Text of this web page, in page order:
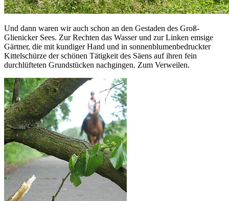
Und dann waren wir auch schon an den Gestaden des Groß-
Glienicker Sees. Zur Rechten das Wasser und zur Linken emsige
Gärtner, die mit kundiger Hand und in sonnenblumenbedruckter
Kittelschürze der schönen Tätigkeit des Säens auf ihren fein
durchlüfteten Grundstücken nachgingen. Zum Verweilen.